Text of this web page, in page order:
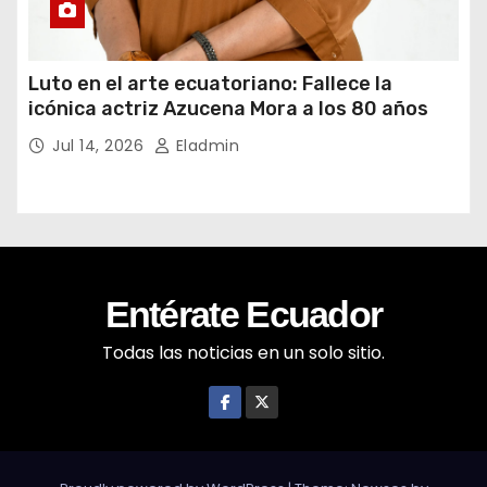
Luto en el arte ecuatoriano: Fallece la
icónica actriz Azucena Mora a los 80 años
Jul 14, 2026 Eladmin
Entérate Ecuador
Todas las noticias en un solo sitio.